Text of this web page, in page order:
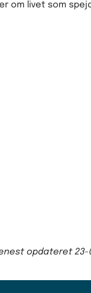
om livet som
opdateret 23-